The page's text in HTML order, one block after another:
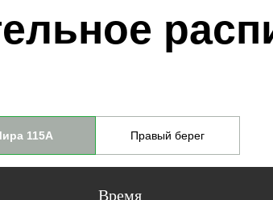
115А Правый берег
Время